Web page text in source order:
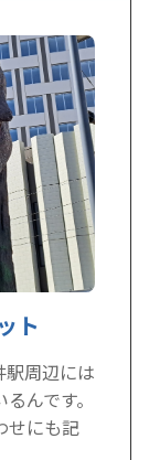
ト
周辺には
んです。
せにも記